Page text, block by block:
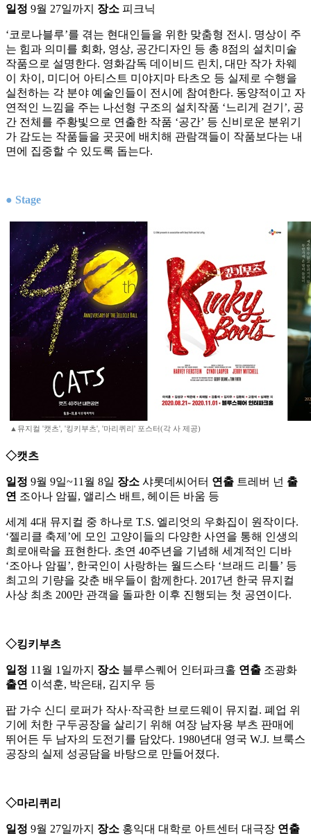
일정 9월 27일까지 장소 피크닉
‘코로나블루’를 겪는 현대인들을 위한 맞춤형 전시. 명상이 주
는 힘과 의미를 회화, 영상, 공간디자인 등 총 8점의 설치미술
작품으로 설명한다. 영화감독 데이비드 린치, 대만 작가 차웨
이 차이, 미디어 아티스트 미야지마 타츠오 등 실제로 수행을
실천하는 각 분야 예술인들이 전시에 참여한다. 동양적이고 자
연적인 느낌을 주는 나선형 구조의 설치작품 ‘느리게 걷기’, 공
간 전체를 주황빛으로 연출한 작품 ‘공간’ 등 신비로운 분위기
가 감도는 작품들을 곳곳에 배치해 관람객들이 작품보다는 내
면에 집중할 수 있도록 돕는다.
● Stage
▲뮤지컬 '캣츠', '킹키부츠', '마리퀴리' 포스터(각 사 제공)
◇캣츠
일정 9월 9일~11월 8일 장소 샤롯데씨어터 연출 트레버 넌 출
연 조아나 암필, 앨리스 배트, 헤이든 바움 등
세계 4대 뮤지컬 중 하나로 T.S. 엘리엇의 우화집이 원작이다.
‘젤리클 축제’에 모인 고양이들의 다양한 사연을 통해 인생의
희로애락을 표현한다. 초연 40주년을 기념해 세계적인 디바
‘조아나 암필’, 한국인이 사랑하는 월드스타 ‘브래드 리틀’ 등
최고의 기량을 갖춘 배우들이 함께한다. 2017년 한국 뮤지컬
사상 최초 200만 관객을 돌파한 이후 진행되는 첫 공연이다.
◇킹키부츠
일정 11월 1일까지 장소 블루스퀘어 인터파크홀 연출 조광화
출연 이석훈, 박은태, 김지우 등
팝 가수 신디 로퍼가 작사·작곡한 브로드웨이 뮤지컬. 폐업 위
기에 처한 구두공장을 살리기 위해 여장 남자용 부츠 판매에
뛰어든 두 남자의 도전기를 담았다. 1980년대 영국 W.J. 브룩스
공장의 실제 성공담을 바탕으로 만들어졌다.
◇마리퀴리
일정 9월 27일까지 장소 홍익대 대학로 아트센터 대극장 연출